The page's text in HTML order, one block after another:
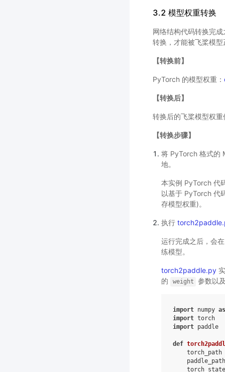
3.2 模型权重转换
网络结构代码转换完
转换，才能被飞桨模
【转换前】
PyTorch 的模型权重：
【转换后】
转换后的飞桨模型权重
【转换步骤】
将 PyTorch 格式的
地。
本实例 PyTorch 代
以基于 PyTorch 代
存模型权重)。
执行
运行完成之后，会
练模型。
torch2paddle.py实
的
weight 参数以
import numpy as
import torch
import paddle
def
torch_path
paddle_path